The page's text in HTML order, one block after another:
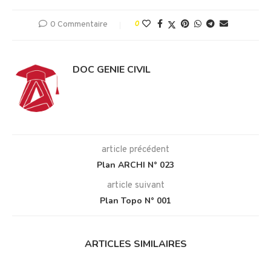
0 Commentaire 0
DOC GENIE CIVIL
article précédent
Plan ARCHI N° 023
article suivant
Plan Topo N° 001
ARTICLES SIMILAIRES